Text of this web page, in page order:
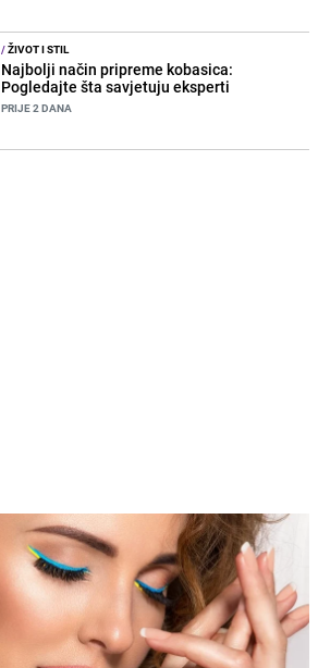
/ŽIVOT I STIL
Najbolji način pripreme kobasica:
Pogledajte šta savjetuju eksperti
PRIJE 2 DANA